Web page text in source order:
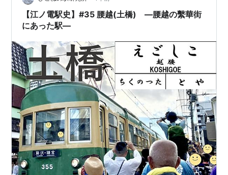
【江ノ電駅史】#35 腰越(土橋) —腰越の繫華街
にあった駅—